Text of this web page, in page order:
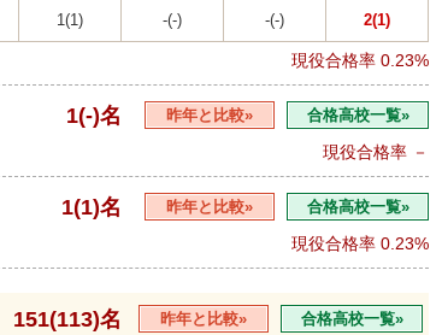
1(1) -(-) -(-) 2(1)
現役合格率 0.23%
1(-)名 昨年と比較» 合格高校一覧»
現役合格率 －
1(1)名 昨年と比較» 合格高校一覧»
現役合格率 0.23%
151(113)名 昨年と比較» 合格高校一覧»